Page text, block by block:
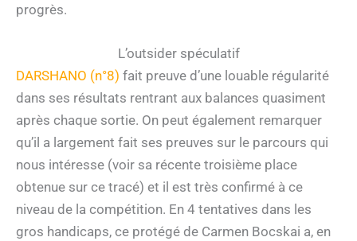
progrès.
L’outsider spéculatif
DARSHANO (n°8) fait preuve d’une louable régularité
dans ses résultats rentrant aux balances quasiment
après chaque sortie. On peut également remarquer
qu’il a largement fait ses preuves sur le parcours qui
nous intéresse (voir sa récente troisième place
obtenue sur ce tracé) et il est très confirmé à ce
niveau de la compétition. En 4 tentatives dans les
gros handicaps, ce protégé de Carmen Bocskai a, en